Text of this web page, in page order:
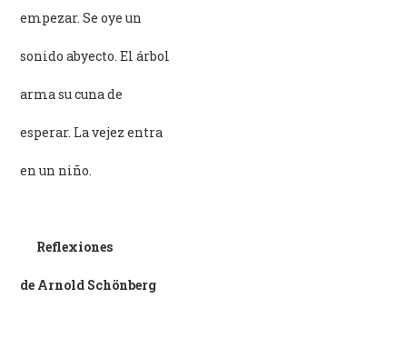
empezar. Se oye un
sonido abyecto. El árbol
arma su cuna de
esperar. La vejez entra
en un niño.
Reflexiones
de Arnold Schönberg